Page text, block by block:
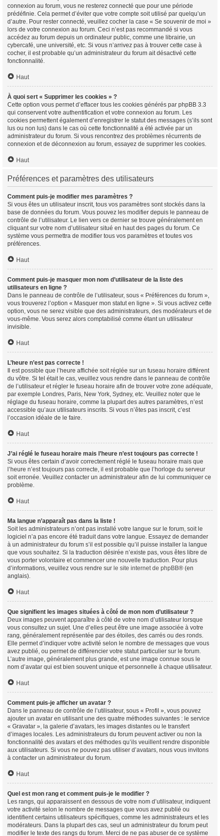
connexion au forum, vous ne resterez connecté que pour une période
prédéfinie. Cela permet d’éviter que votre compte soit utilisé par quelqu’un
d’autre. Pour rester connecté, veuillez cocher la case « Se souvenir de moi »
lors de votre connexion au forum. Ceci n’est pas recommandé si vous
accédez au forum depuis un ordinateur public, comme une librairie, un
cybercafé, une université, etc. Si vous n’arrivez pas à trouver cette case à
cocher, il est probable qu’un administrateur du forum ait désactivé cette
fonctionnalité.
Haut
À quoi sert « Supprimer les cookies » ?
Cette option vous permet d’effacer tous les cookies générés par phpBB 3.3
qui conservent votre authentification et votre connexion au forum. Les
cookies permettent également d’enregistrer le statut des messages (s’ils sont
lus ou non lus) dans le cas où cette fonctionnalité a été activée par un
administrateur du forum. Si vous rencontrez des problèmes récurrents de
connexion et de déconnexion au forum, essayez de supprimer les cookies.
Haut
Préférences et paramètres des utilisateurs
Comment puis-je modifier mes paramètres ?
Si vous êtes un utilisateur inscrit, tous vos paramètres sont stockés dans la
base de données du forum. Vous pouvez les modifier depuis le panneau de
contrôle de l’utilisateur. Le lien vers ce dernier se trouve généralement en
cliquant sur votre nom d’utilisateur situé en haut des pages du forum. Ce
système vous permettra de modifier tous vos paramètres et toutes vos
préférences.
Haut
Comment puis-je masquer mon nom d’utilisateur de la liste des
utilisateurs en ligne ?
Dans le panneau de contrôle de l’utilisateur, sous « Préférences du forum »,
vous trouverez l’option « Masquer mon statut en ligne ». Si vous activez cette
option, vous ne serez visible que des administrateurs, des modérateurs et de
vous-même. Vous serez alors comptabilisé comme étant un utilisateur
invisible.
Haut
L’heure n’est pas correcte !
Il est possible que l’heure affichée soit réglée sur un fuseau horaire différent
du vôtre. Si tel était le cas, veuillez vous rendre dans le panneau de contrôle
de l’utilisateur et régler le fuseau horaire afin de trouver votre zone adéquate,
par exemple Londres, Paris, New York, Sydney, etc. Veuillez noter que le
réglage du fuseau horaire, comme la plupart des autres paramètres, n’est
accessible qu’aux utilisateurs inscrits. Si vous n’êtes pas inscrit, c’est
l’occasion idéale de le faire.
Haut
J’ai réglé le fuseau horaire mais l’heure n’est toujours pas correcte !
Si vous êtes certain d’avoir correctement réglé le fuseau horaire mais que
l’heure n’est toujours pas correcte, il est probable que l’horloge du serveur
soit erronée. Veuillez contacter un administrateur afin de lui communiquer ce
problème.
Haut
Ma langue n’apparaît pas dans la liste !
Soit les administrateurs n’ont pas installé votre langue sur le forum, soit le
logiciel n’a pas encore été traduit dans votre langue. Essayez de demander
à un administrateur du forum s’il est possible qu’il puisse installer la langue
que vous souhaitez. Si la traduction désirée n’existe pas, vous êtes libre de
vous porter volontaire et commencer une nouvelle traduction. Pour plus
d’informations, veuillez vous rendre sur le site internet de phpBB® (en
anglais).
Haut
Que signifient les images situées à côté de mon nom d’utilisateur ?
Deux images peuvent apparaître à côté de votre nom d’utilisateur lorsque
vous consultez un sujet. Une d’elles peut être une image associée à votre
rang, généralement représentée par des étoiles, des carrés ou des ronds.
Elle permet d’indiquer votre activité selon le nombre de messages que vous
avez publié, ou permet de différencier votre statut particulier sur le forum.
L’autre image, généralement plus grande, est une image connue sous le
nom d’avatar qui est bien souvent unique et personnelle à chaque utilisateur.
Haut
Comment puis-je afficher un avatar ?
Dans le panneau de contrôle de l’utilisateur, sous « Profil », vous pouvez
ajouter un avatar en utilisant une des quatre méthodes suivantes : le service
« Gravatar », la galerie d’avatars, les images distantes ou le transfert
d’images locales. Les administrateurs du forum peuvent activer ou non la
fonctionnalité des avatars et des méthodes qu’ils veuillent rendre disponible
aux utilisateurs. Si vous ne pouvez pas utiliser d’avatars, nous vous invitons
à contacter un administrateur du forum.
Haut
Quel est mon rang et comment puis-je le modifier ?
Les rangs, qui apparaissent en dessous de votre nom d’utilisateur, indiquent
votre activité selon le nombre de messages que vous avez publié ou
identifient certains utilisateurs spécifiques, comme les administrateurs et les
modérateurs. Dans la plupart des cas, seul un administrateur du forum peut
modifier le texte des rangs du forum. Merci de ne pas abuser de ce système